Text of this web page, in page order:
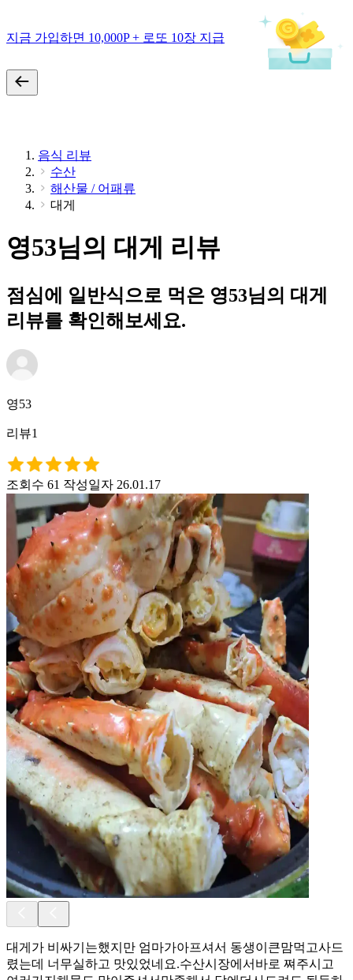
지금 가입하면 10,000P + 로또 10장 지급
음식 리뷰
수산
해산물 / 어패류
대게
영53님의 대게 리뷰
점심에 일반식으로 먹은 영53님의 대게
리뷰를 확인해보세요.
영53
리뷰1
조회수 61 작성일자 26.01.17
대게가 비싸기는했지만 엄마가아프셔서 동생이큰맘먹고사드
렸는데 너무실하고 맛있었네요.수산시장에서바로 쪄주시고